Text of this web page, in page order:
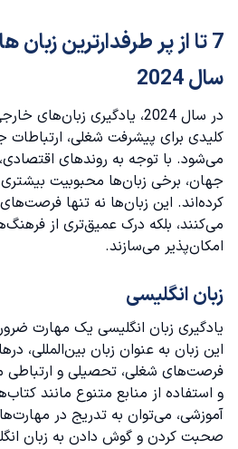
زبان عربی
زبان روسی
بهترین زبان‌ها برای کار و تجارت
دلایل مهم جهت انتخاب بهترین
توجه به تعداد گوینده های زبان
کاربرد زبان مورد نظر
ارتباط حرفه و زبان
7 تا از پر طرفدارترین زبان
سال 2024
در سال 2024، یادگیری
کلیدی برای پیشرفت شغلی،
می‌شود. با توجه به روندهای
جهان، برخی زبان‌ها محبوبیت بیشتری
کرده‌اند. این زبان‌ها نه تنها
می‌کنند، بلکه درک عمیق‌تری از
امکان‌پذیر می‌سازند.
زبان انگلیسی
یادگیری زبان انگلیسی یک مهارت
این زبان به عنوان زبان بین‌المللی،
فرصت‌های شغلی، تحصیلی و ارتباطی
و استفاده از منابع متنوع مانند
آموزشی، می‌توان به تدریج در
صحبت کردن و گوش دادن به زبان